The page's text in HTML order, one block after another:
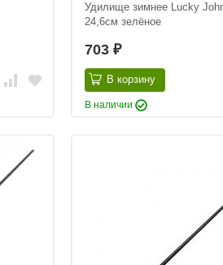
Удилище зимнее Lucky
24,6см зелёное
703 ₽
В корзину
В наличии